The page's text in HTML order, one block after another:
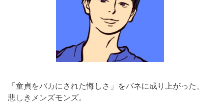
「童貞をバカにされた悔しさ」をバネに成り上がった、
悲しきメンズモンズ。